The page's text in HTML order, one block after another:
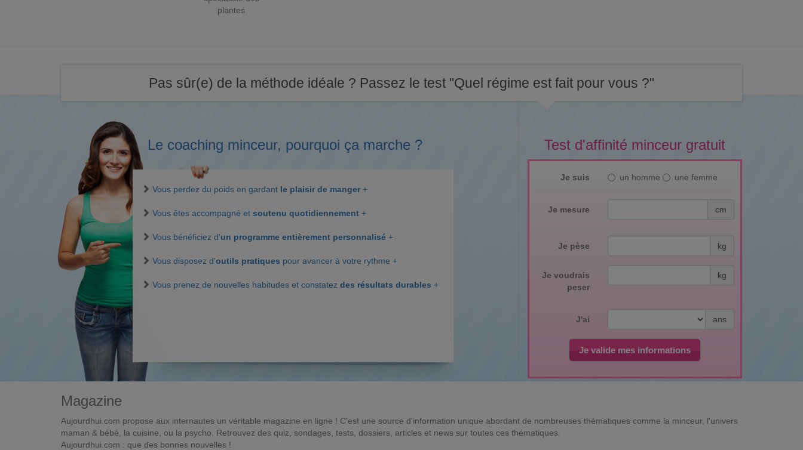
plantes
Pas sûr(e) de la méthode idéale ? Passez le test "Quel régime est fait pour vous ?"
Test d'affinité minceur gratuit
Je suis un homme une femme
Je mesure cm
Je pèse kg
Je voudrais
peser
kg
J'ai ans
Je valide mes informations
Le coaching minceur, pourquoi ça marche ?
Vous perdez du poids en gardant le plaisir de manger +
Vous êtes accompagné et soutenu quotidiennement +
Vous bénéficiez d'un programme entièrement personnalisé +
Vous disposez d'outils pratiques pour avancer à votre rythme +
Vous prenez de nouvelles habitudes et constatez des résultats durables +
Magazine
Aujourdhui.com propose aux internautes un véritable magazine en ligne ! C'est une source d'information unique abordant de nombreuses thématiques comme la minceur, l'univers
maman & bébé, la cuisine, ou la psycho. Retrouvez des quiz, sondages, tests, dossiers, articles et news sur toutes ces thématiques.
Aujourdhui.com : que des bonnes nouvelles !